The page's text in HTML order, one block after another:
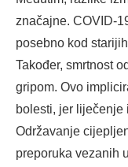
značajne. COVID-
posebno kod
Također, smrtnost
gripom. Ovo
bolesti, jer liječenje
Održavanje
preporuka vezanih